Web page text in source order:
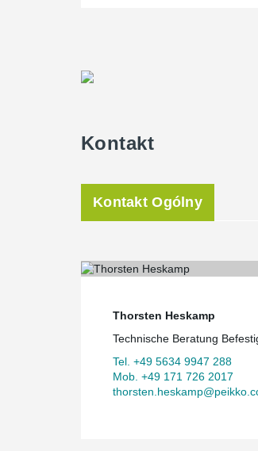
Kontakt
Kontakt Ogólny
Thorsten Heskamp
Technische Beratung
Tel. +49 5634 9947 288
Mob. +49 171 726 2017